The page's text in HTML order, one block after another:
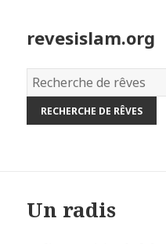
revesislam.org
Dictionnaire
des
rêves:
Un radis